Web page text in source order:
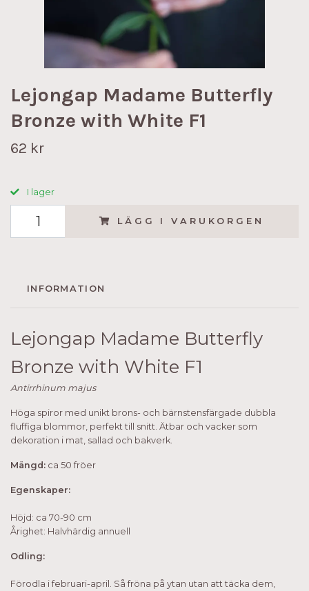
Lejongap Madame Butterfly
Bronze with White F1
62 kr
I lager
LÄGG I VARUKORGEN
INFORMATION
Lejongap Madame Butterfly
Bronze with White F1
Antirrhinum majus
Höga spiror med unikt brons- och bärnstensfärgade dubbla
fluffiga blommor, perfekt till snitt. Ätbar och vacker som
dekoration i mat, sallad och bakverk.
Mängd: ca 50 fröer
Egenskaper:
Höjd: ca 70-90 cm
Årighet: Halvhärdig annuell
Odling:
Förodla i februari-april. Så fröna på ytan utan att täcka dem,